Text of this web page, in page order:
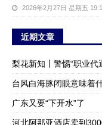
2026年2月27日 星期五
近期文章
梨花新知丨警惕“职业代
台风白海豚闭眼意味着
广东又要“下开水”了
河北阿那亚酒店卖到